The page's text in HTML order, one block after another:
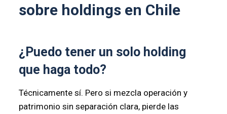
sobre holdings en Chile
¿Puedo tener un solo holding
que haga todo?
Técnicamente sí. Pero si mezcla operación y
patrimonio sin separación clara, pierde las